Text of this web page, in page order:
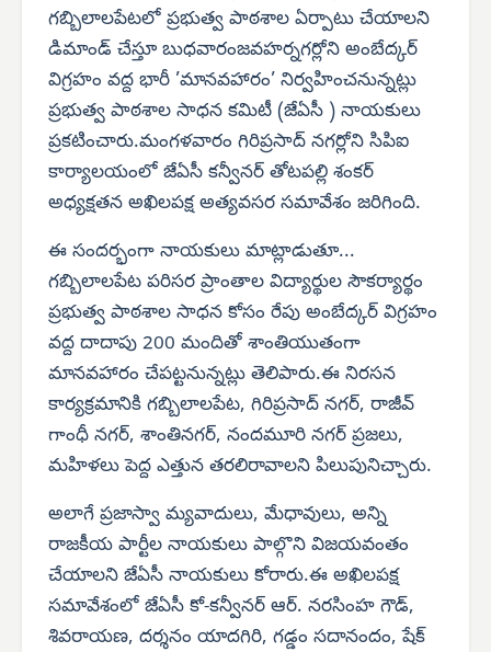
గబ్బిలాలపేటలో ప్రభుత్వ పాఠశాల ఏర్పాటు చేయాలని
డిమాండ్ చేస్తూ బుధవారంజవహర్నగర్లోని అంబేద్కర్
విగ్రహం వద్ద భారీ ’మానవహారం’ నిర్వహించనున్నట్లు
ప్రభుత్వ పాఠశాల సాధన కమిటీ (జేఏసీ ) నాయకులు
ప్రకటించారు.మంగళవారం గిరిప్రసాద్ నగర్లోని సిపిఐ
కార్యాలయంలో జేఏసీ కన్వీనర్ తోటపల్లి శంకర్
అధ్యక్షతన అఖిలపక్ష అత్యవసర సమావేశం జరిగింది.
ఈ సందర్భంగా నాయకులు మాట్లాడుతూ...
గబ్బిలాలపేట పరిసర ప్రాంతాల విద్యార్థుల సౌకర్యార్థం
ప్రభుత్వ పాఠశాల సాధన కోసం రేపు అంబేద్కర్ విగ్రహం
వద్ద దాదాపు 200 మందితో శాంతియుతంగా
మానవహారం చేపట్టనున్నట్లు తెలిపారు.ఈ నిరసన
కార్యక్రమానికి గబ్బిలాలపేట, గిరిప్రసాద్ నగర్, రాజీవ్
గాంధీ నగర్, శాంతినగర్, నందమూరి నగర్ ప్రజలు,
మహిళలు పెద్ద ఎత్తున తరలిరావాలని పిలుపునిచ్చారు.
అలాగే ప్రజాస్వా మ్యవాదులు, మేధావులు, అన్ని
రాజకీయ పార్టీల నాయకులు పాల్గొని విజయవంతం
చేయాలని జేఏసీ నాయకులు కోరారు.ఈ అఖిలపక్ష
సమావేశంలో జేఏసీ కో-కన్వీనర్ ఆర్. నరసింహ గౌడ్,
శివరాయణ, దర్శనం యాదగిరి, గడ్డం సదానందం, షేక్